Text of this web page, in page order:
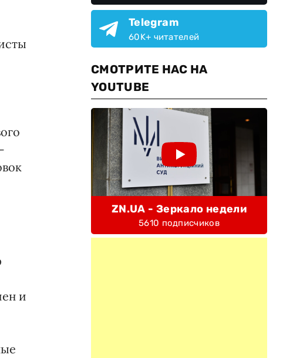
и
Telegram
60K+ читателей
СМОТРИТЕ НАС НА
YOUTUBE
ZN.UA - Зеркало недели
5610 подписчиков